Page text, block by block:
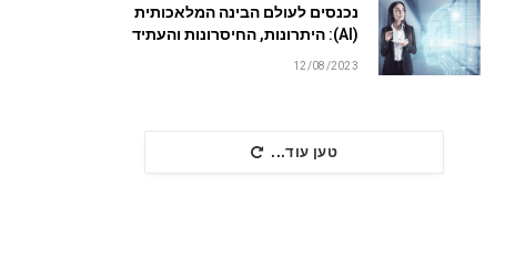
נכנסים לעולם הבינה המלאכותית
(AI): היתרונות, החיסרונות והעתיד
12/08/2023
טען עוד...